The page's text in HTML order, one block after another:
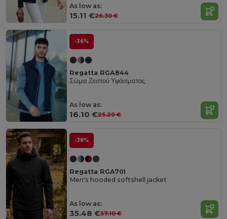
As low as:
15.11 €26.30 €
-36%
Regatta RGA844
Σώμα Ζεστού Υφάσματος
As low as:
16.10 €25.20 €
-38%
Regatta RGA701
Men's hooded softshell jacket
As low as:
35.48 €57.10 €